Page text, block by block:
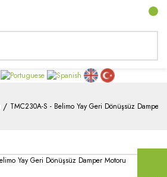
TMC230A-S - Belimo Yay Geri Dönüşsüz Damper